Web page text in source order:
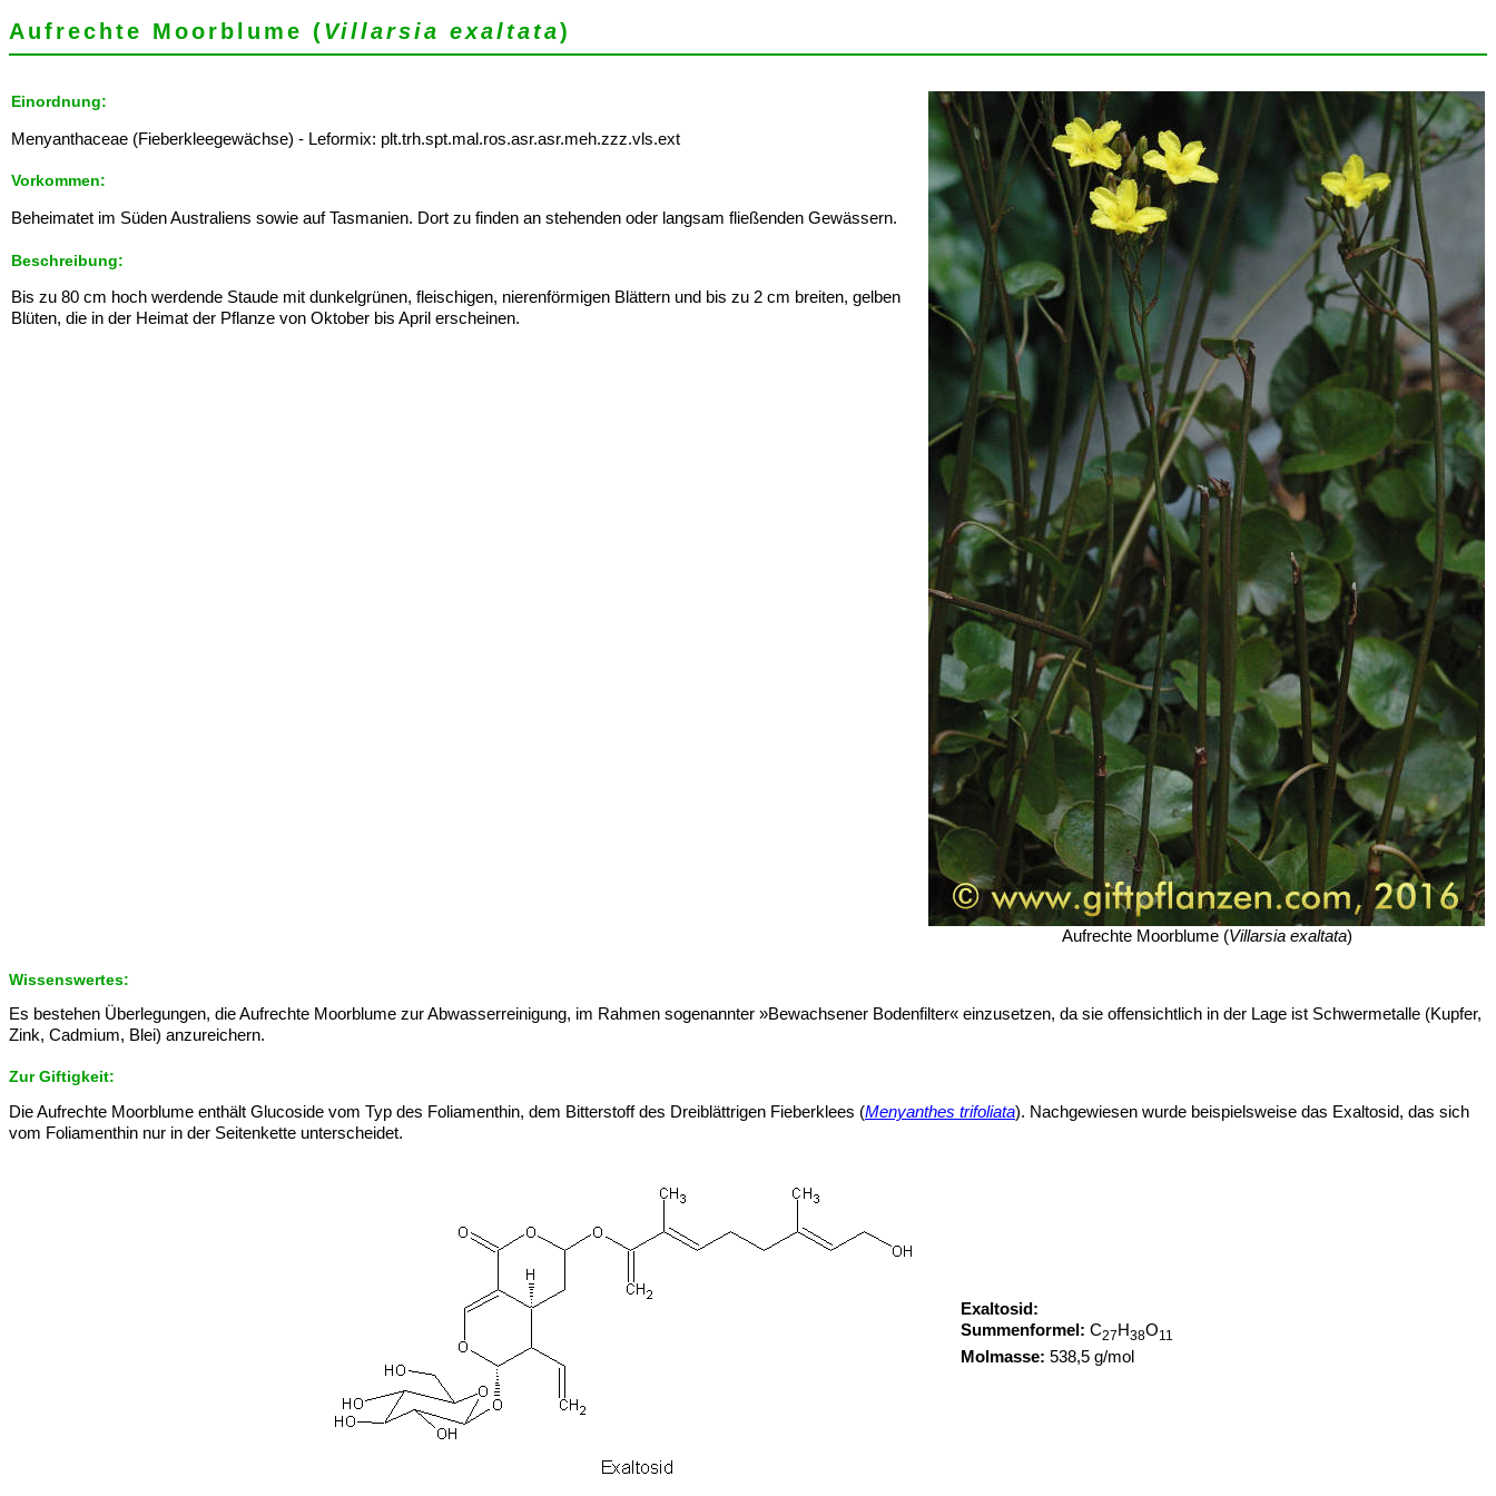
Aufrechte Moorblume (Villarsia exaltata)
Einordnung:
Menyanthaceae (Fieberkleegewächse) - Leformix: plt.trh.spt.mal.ros.asr.asr.meh.zzz.vls.ext
Vorkommen:
Beheimatet im Süden Australiens sowie auf Tasmanien. Dort zu finden an stehenden oder langsam fließenden Gewässern.
Beschreibung:
Bis zu 80 cm hoch werdende Staude mit dunkelgrünen, fleischigen, nierenförmigen Blättern und bis zu 2 cm breiten, gelben
Blüten, die in der Heimat der Pflanze von Oktober bis April erscheinen.
Aufrechte Moorblume (Villarsia exaltata)
Wissenswertes:
Es bestehen Überlegungen, die Aufrechte Moorblume zur Abwasserreinigung, im Rahmen sogenannter »Bewachsener Bodenfilter« einzusetzen, da sie offensichtlich in der Lage ist Schwermetalle (Kupfer,
Zink, Cadmium, Blei) anzureichern.
Zur Giftigkeit:
Die Aufrechte Moorblume enthält Glucoside vom Typ des Foliamenthin, dem Bitterstoff des Dreiblättrigen Fieberklees (Menyanthes trifoliata). Nachgewiesen wurde beispielsweise das Exaltosid, das sich
vom Foliamenthin nur in der Seitenkette unterscheidet.
Exaltosid:
Summenformel: C27 H38O11
Molmasse: 538,5 g/mol